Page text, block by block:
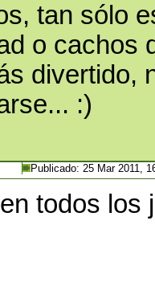
tan sólo
o cachos
divertido,
:)
Publicado: 25 Mar 2011,
todos los